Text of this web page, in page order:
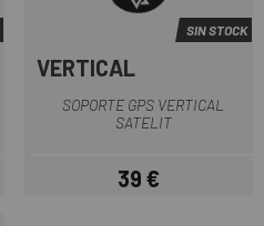
SIN STOCK
VERTICAL
SOPORTE GPS VERTICAL
SATELIT
Precio
39 €